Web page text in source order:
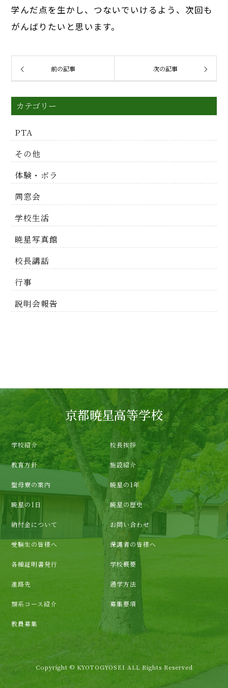
学んだ点を生かし、つないでいけるよう、次回も
がんばりたいと思います。
前の記事 次の記事
カテゴリー
PTA
その他
体験・ボラ
同窓会
学校生活
暁星写真館
校長講話
行事
説明会報告
京都暁星高等学校
学校紹介 校長挨拶
教育方針 施設紹介
聖母寮の案内 暁星の1年
暁星の1日 暁星の歴史
納付金について お問い合わせ
受験生の皆様へ 保護者の皆様へ
各種証明書発行 学校概要
進路先 通学方法
類系コース紹介 募集要項
教員募集
Copyright © KYOTOGYOSEI ALL Rights Reserved